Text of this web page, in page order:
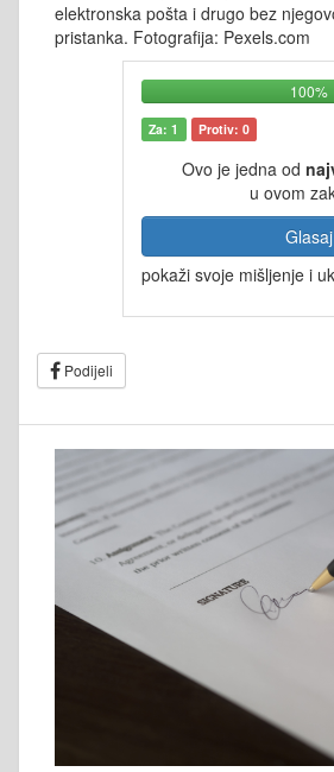
elektronska pošta i drugo bez
pristanka. Fotografija: Pexels.com
100%
Za: 1 Protiv: 0
Ovo je jedna od
u ovom
Glasaj
pokaži svoje mišljenje i
Podijeli